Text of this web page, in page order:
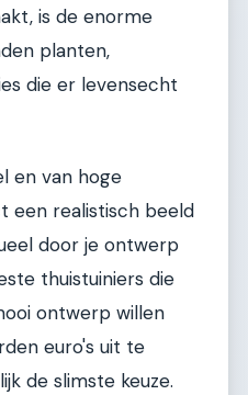
is de enorme
planten,
die er levensecht
en van hoge
een realistisch beeld
door je ontwerp
thuistuiniers die
ontwerp willen
euro's uit te
de slimste keuze.